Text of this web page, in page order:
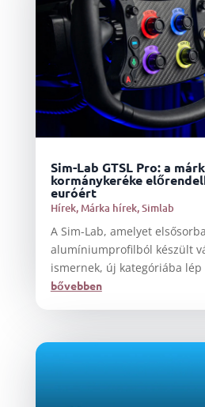
Sim-Lab GTSL Pro: a
kormánykeréke
euróért
Hírek,Márka hírek,Simlab
A Sim-Lab, amelyet
alumíniumprofilból készült
ismernek, új kategóriába lép
bővebben